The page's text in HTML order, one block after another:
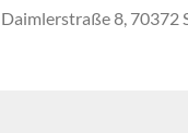
Daimlerstraße 8, 70372